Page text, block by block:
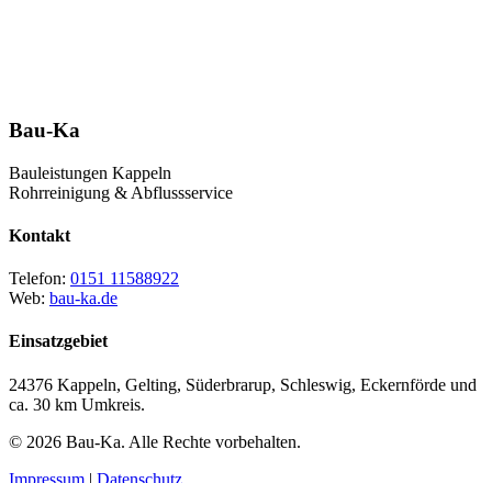
Bau-Ka
Bauleistungen Kappeln
Rohrreinigung & Abflussservice
Kontakt
Telefon: 0151 11588922
Web: bau-ka.de
Einsatzgebiet
24376 Kappeln, Gelting, Süderbrarup, Schleswig, Eckernförde und
ca. 30 km Umkreis.
© 2026 Bau-Ka. Alle Rechte vorbehalten.
Impressum | Datenschutz